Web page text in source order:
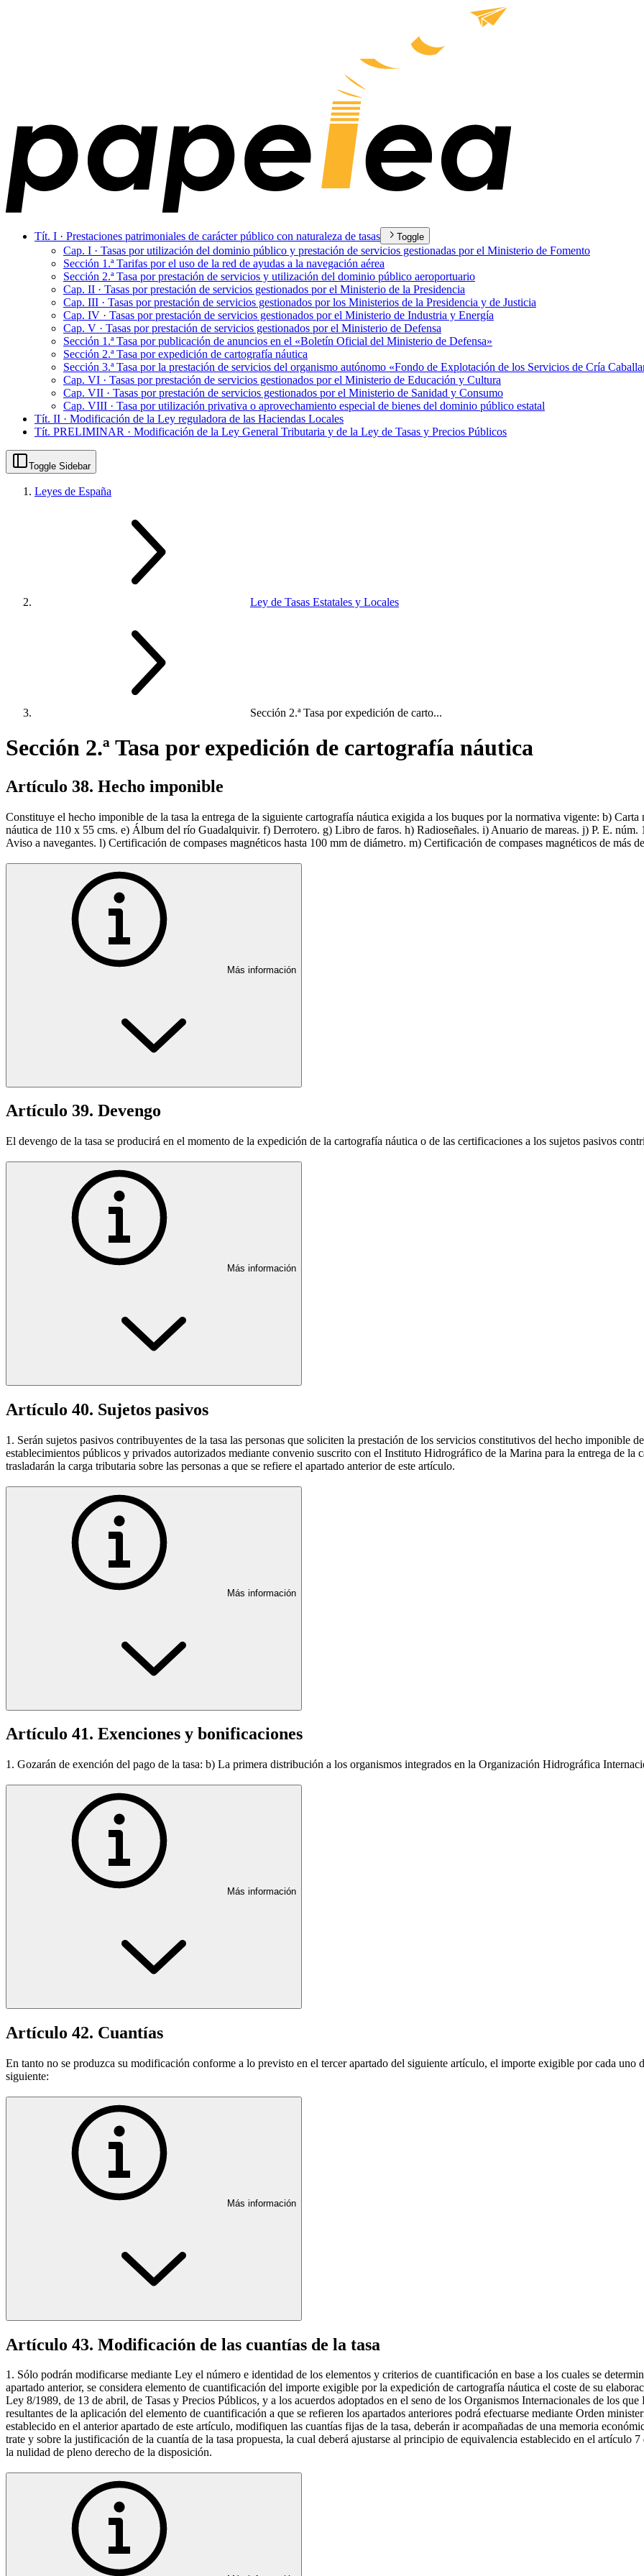
Tít. I · Prestaciones patrimoniales de carácter público con naturaleza de tasas Toggle
Cap. I · Tasas por utilización del dominio público y prestación de servicios gestionadas por el Ministerio de Fomento
Sección 1.ª Tarifas por el uso de la red de ayudas a la navegación aérea
Sección 2.ª Tasa por prestación de servicios y utilización del dominio público aeroportuario
Cap. II · Tasas por prestación de servicios gestionados por el Ministerio de la Presidencia
Cap. III · Tasas por prestación de servicios gestionados por los Ministerios de la Presidencia y de Justicia
Cap. IV · Tasas por prestación de servicios gestionados por el Ministerio de Industria y Energía
Cap. V · Tasas por prestación de servicios gestionados por el Ministerio de Defensa
Sección 1.ª Tasa por publicación de anuncios en el «Boletín Oficial del Ministerio de Defensa»
Sección 2.ª Tasa por expedición de cartografía náutica
Sección 3.ª Tasa por la prestación de servicios del organismo autónomo «Fondo de Explotación de los Servicios de Cría
Cap. VI · Tasas por prestación de servicios gestionados por el Ministerio de Educación y Cultura
Cap. VII · Tasas por prestación de servicios gestionados por el Ministerio de Sanidad y Consumo
Cap. VIII · Tasa por utilización privativa o aprovechamiento especial de bienes del dominio público estatal
Tít. II · Modificación de la Ley reguladora de las Haciendas Locales
Tít. PRELIMINAR · Modificación de la Ley General Tributaria y de la Ley de Tasas y Precios Públicos
Toggle Sidebar
Leyes de España
Ley de Tasas Estatales y Locales
Sección 2.ª Tasa por expedición de carto...
Sección 2.ª Tasa por expedición de cartografía náutica
Artículo 38. Hecho imponible
Constituye el hecho imponible de la tasa la entrega de la siguiente cartografía náutica exigida a los buques por la normativa vigente: b)
náutica de 110 x 55 cms. e) Álbum del río Guadalquivir. f) Derrotero. g) Libro de faros. h) Radioseñales. i) Anuario de mareas. j) P. E. núm.
Aviso a navegantes. l) Certificación de compases magnéticos hasta 100 mm de diámetro. m) Certificación de compases magnéticos de más
Más información
Artículo 39. Devengo
El devengo de la tasa se producirá en el momento de la expedición de la cartografía náutica o de las certificaciones a los sujetos pasivos
Más información
Artículo 40. Sujetos pasivos
1. Serán sujetos pasivos contribuyentes de la tasa las personas que soliciten la prestación de los servicios constitutivos del hecho imponible
establecimientos públicos y privados autorizados mediante convenio suscrito con el Instituto Hidrográfico de la Marina para la entrega de la
trasladarán la carga tributaria sobre las personas a que se refiere el apartado anterior de este artículo.
Más información
Artículo 41. Exenciones y bonificaciones
1. Gozarán de exención del pago de la tasa: b) La primera distribución a los organismos integrados en la Organización Hidrográfica
Más información
Artículo 42. Cuantías
En tanto no se produzca su modificación conforme a lo previsto en el tercer apartado del siguiente artículo, el importe exigible por cada uno
siguiente:
Más información
Artículo 43. Modificación de las cuantías de la tasa
1. Sólo podrán modificarse mediante Ley el número e identidad de los elementos y criterios de cuantificación en base a los cuales se
apartado anterior, se considera elemento de cuantificación del importe exigible por la expedición de cartografía náutica el coste de su
Ley 8/1989, de 13 de abril, de Tasas y Precios Públicos, y a los acuerdos adoptados en el seno de los Organismos Internacionales de los
resultantes de la aplicación del elemento de cuantificación a que se refieren los apartados anteriores podrá efectuarse mediante Orden
establecido en el anterior apartado de este artículo, modifiquen las cuantías fijas de la tasa, deberán ir acompañadas de una memoria
trate y sobre la justificación de la cuantía de la tasa propuesta, la cual deberá ajustarse al principio de equivalencia establecido en el artículo
la nulidad de pleno derecho de la disposición.